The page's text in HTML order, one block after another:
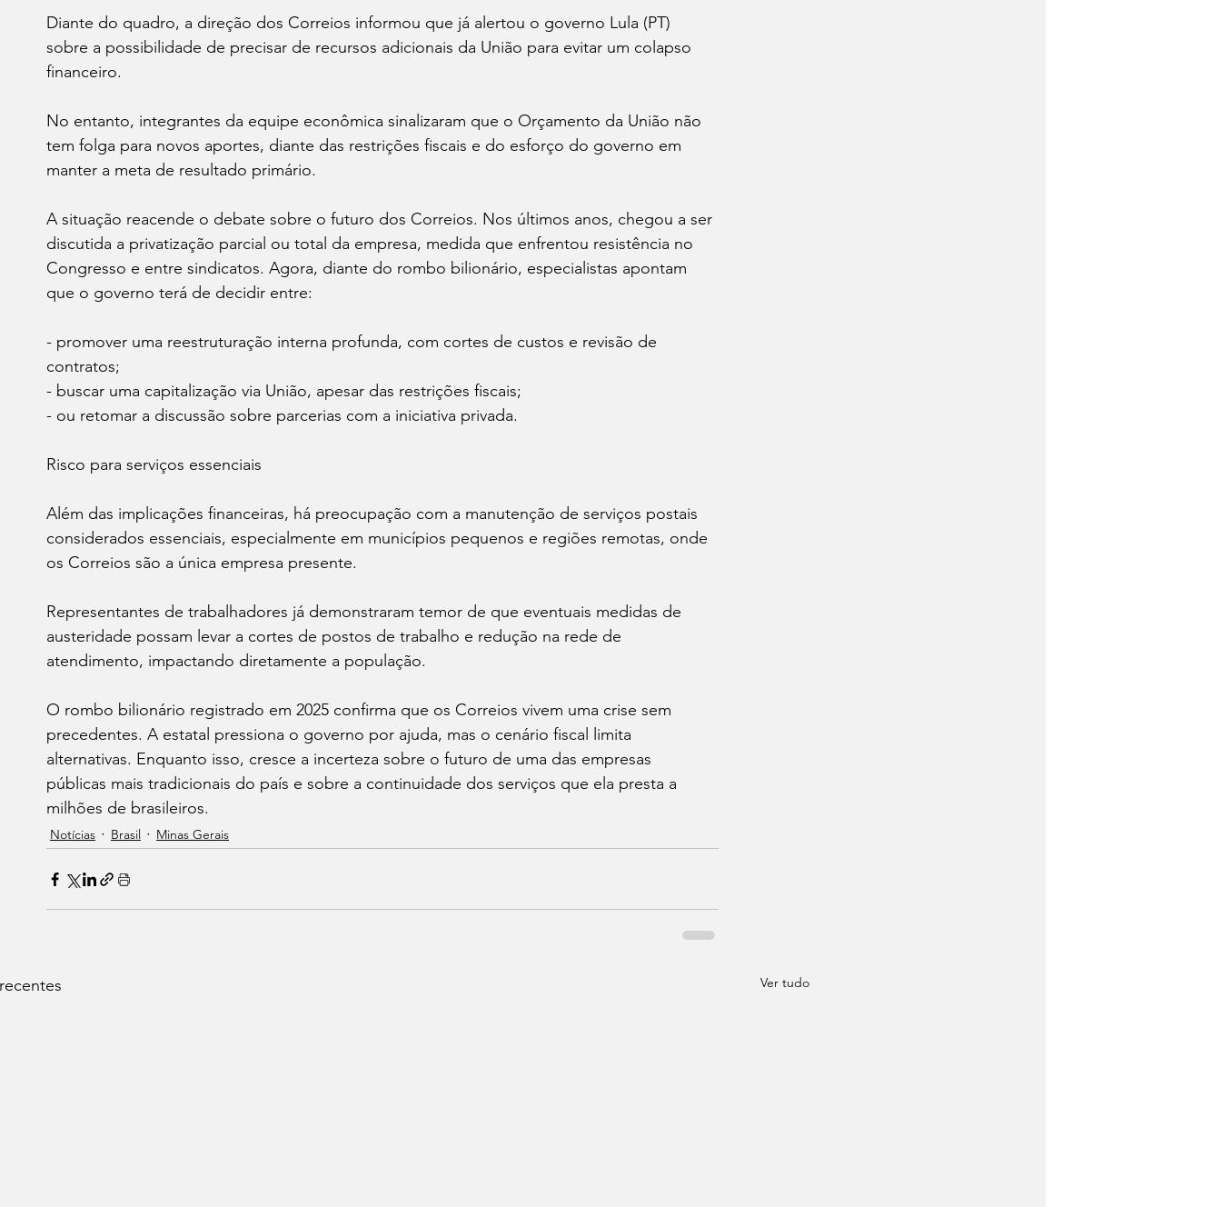
Diante do quadro, a direção dos Correios informou que já alertou o governo Lula (PT)
sobre a possibilidade de precisar de recursos adicionais da União para evitar um colapso
financeiro.
No entanto, integrantes da equipe econômica sinalizaram que o Orçamento da União não
tem folga para novos aportes, diante das restrições fiscais e do esforço do governo em
manter a meta de resultado primário.
A situação reacende o debate sobre o futuro dos Correios. Nos últimos anos, chegou a ser
discutida a privatização parcial ou total da empresa, medida que enfrentou resistência no
Congresso e entre sindicatos. Agora, diante do rombo bilionário, especialistas apontam
que o governo terá de decidir entre:
- promover uma reestruturação interna profunda, com cortes de custos e revisão de
contratos;
- buscar uma capitalização via União, apesar das restrições fiscais;
- ou retomar a discussão sobre parcerias com a iniciativa privada.
Risco para serviços essenciais
Além das implicações financeiras, há preocupação com a manutenção de serviços postais
considerados essenciais, especialmente em municípios pequenos e regiões remotas, onde
os Correios são a única empresa presente.
Representantes de trabalhadores já demonstraram temor de que eventuais medidas de
austeridade possam levar a cortes de postos de trabalho e redução na rede de
atendimento, impactando diretamente a população.
O rombo bilionário registrado em 2025 confirma que os Correios vivem uma crise sem
precedentes. A estatal pressiona o governo por ajuda, mas o cenário fiscal limita
alternativas. Enquanto isso, cresce a incerteza sobre o futuro de uma das empresas
públicas mais tradicionais do país e sobre a continuidade dos serviços que ela presta a
milhões de brasileiros.
Notícias Brasil Minas Gerais
Ver tudo